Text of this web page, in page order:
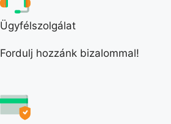
Ügyfélszolgálat
Fordulj hozzánk bizalommal!